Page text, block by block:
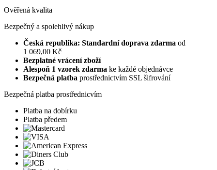
Ověřená kvalita
Bezpečný a spolehlivý nákup
Česká republika: Standardní doprava zdarma od
1 069,00 Kč
Bezplatné vrácení zboží
Alespoň 1 vzorek zdarma ke každé objednávce
Bezpečná platba prostřednictvím SSL šifrování
Bezpečná platba prostřednicvím
Platba na dobírku
Platba předem